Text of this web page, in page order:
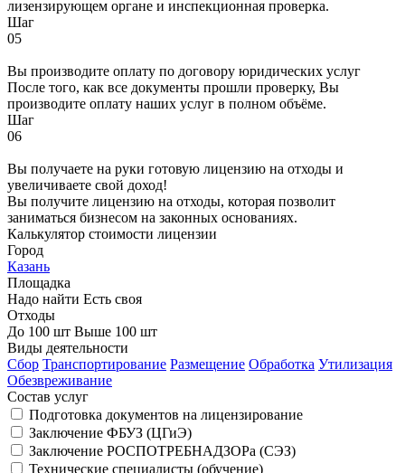
лизензирующем органе и инспекционная проверка.
Шаг
05
Вы производите оплату по договору юридических услуг
После того, как все документы прошли проверку, Вы
производите оплату наших услуг в полном объёме.
Шаг
06
Вы получаете на руки готовую лицензию на отходы и
увеличиваете свой доход!
Вы получите лицензию на отходы, которая позволит
заниматься бизнесом на законных основаниях.
Калькулятор стоимости лицензии
Город
Казань
Площадка
Надо найти Есть своя
Отходы
До 100 шт Выше 100 шт
Виды деятельности
Сбор Транспортирование Размещение Обработка Утилизация
Обезвреживание
Состав услуг
Подготовка документов на лицензирование
Заключение ФБУЗ (ЦГиЭ)
Заключение РОСПОТРЕБНАДЗОРа (СЭЗ)
Технические специалисты (обучение)